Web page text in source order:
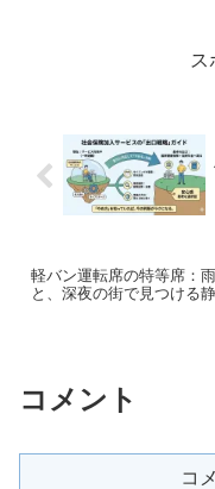
ス
軽バン運転席の特等席：
と、深夜の街で見つける
コメント
コ